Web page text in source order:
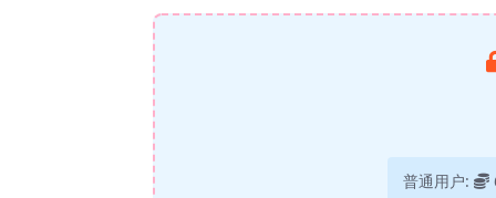
普通用户: